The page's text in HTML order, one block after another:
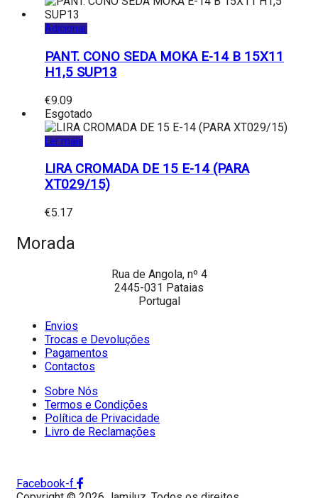
Adicionar
PANT. CONO SEDA MOKA E-14 B 15X11
H1,5 SUP13
€9.09
Esgotado
Ler mais
LIRA CROMADA DE 15 E-14 (PARA
XT029/15)
€5.17
Morada
Rua de Angola, nº 4
2445-031 Pataias
Portugal
Envios
Trocas e Devoluções
Pagamentos
Contactos
Sobre Nós
Termos e Condições
Política de Privacidade
Livro de Reclamações
Facebook-f